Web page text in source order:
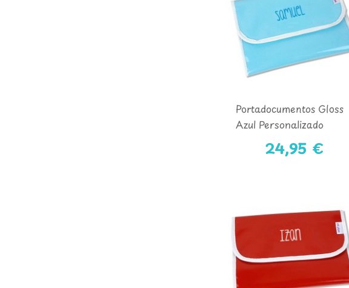
Portadocumentos Gloss
Azul Personalizado
24,95 €